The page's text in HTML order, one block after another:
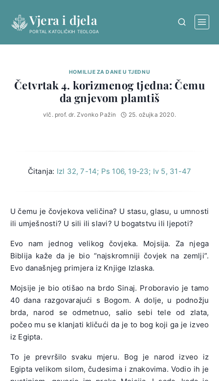
content
Vjera i djela
PORTAL KATOLIČKIH TEOLOGA
HOMILIJE ZA DANE U TJEDNU
Četvrtak 4. korizmenog tjedna: Čemu
da gnjevom plamtiš
vlč. prof. dr. Zvonko Pažin 25. ožujka 2020.
Čitanja: Izl 32, 7-14; Ps 106, 19-23; Iv 5, 31-47
U čemu je čovjekova veličina? U stasu, glasu, u umnosti
ili umješnosti? U sili ili slavi? U bogatstvu ili ljepoti?
Evo nam jednog velikog čovjeka. Mojsija. Za njega
Biblija kaže da je bio “najskromniji čovjek na zemlji”.
Evo današnjeg primjera iz Knjige Izlaska.
Mojsije je bio otišao na brdo Sinaj. Proboravio je tamo
40 dana razgovarajući s Bogom. A dolje, u podnožju
brda, narod se odmetnuo, salio sebi tele od zlata,
počeo mu se klanjati kličući da je to bog koji ga je izveo
iz Egipta.
To je prevršilo svaku mjeru. Bog je narod izveo iz
Egipta velikom silom, čudesima i znakovima. Vodio ih je